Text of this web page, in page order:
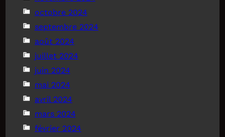
octobre 2024
septembre 2024
août 2024
juillet 2024
juin 2024
mai 2024
avril 2024
mars 2024
février 2024